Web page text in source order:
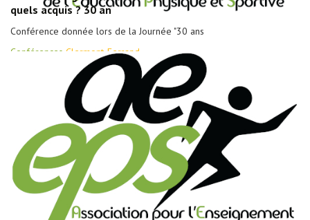
quels acquis ? 30 an
Conférence donnée lors de la Journée "30 ans
Conférences Clermont-Ferrand